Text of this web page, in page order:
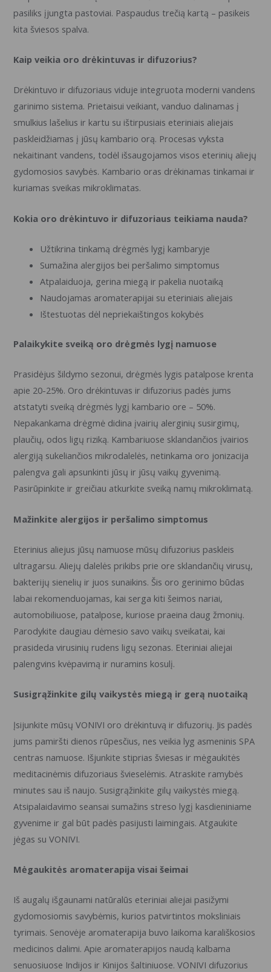
pasiliks įjungta pastoviai. Paspaudus trečią kartą – pasikeis
kita šviesos spalva.
Kaip veikia oro drėkintuvas ir difuzorius?
Drėkintuvo ir difuzoriaus viduje integruota moderni vandens
garinimo sistema. Prietaisui veikiant, vanduo dalinamas į
smulkius lašelius ir kartu su ištirpusiais eteriniais aliejais
paskleidžiamas į jūsų kambario orą. Procesas vyksta
nekaitinant vandens, todėl išsaugojamos visos eterinių aliejų
gydomosios savybės. Kambario oras drėkinamas tinkamai ir
kuriamas sveikas mikroklimatas.
Kokia oro drėkintuvo ir difuzoriaus teikiama nauda?
Užtikrina tinkamą drėgmės lygį kambaryje
Sumažina alergijos bei peršalimo simptomus
Atpalaiduoja, gerina miegą ir pakelia nuotaiką
Naudojamas aromaterapijai su eteriniais aliejais
Ištestuotas dėl nepriekaištingos kokybės
Palaikykite sveiką oro drėgmės lygį namuose
Prasidėjus šildymo sezonui, drėgmės lygis patalpose krenta
apie 20-25%. Oro drėkintuvas ir difuzorius padės jums
atstatyti sveiką drėgmės lygį kambario ore – 50%.
Nepakankama drėgmė didina įvairių alerginių susirgimų,
plaučių, odos ligų riziką. Kambariuose sklandančios įvairios
alergiją sukeliančios mikrodalelės, netinkama oro jonizacija
palengva gali apsunkinti jūsų ir jūsų vaikų gyvenimą.
Pasirūpinkite ir greičiau atkurkite sveiką namų mikroklimatą.
Mažinkite alergijos ir peršalimo simptomus
Eterinius aliejus jūsų namuose mūsų difuzorius paskleis
ultragarsu. Aliejų dalelės prikibs prie ore sklandančių virusų,
bakterijų sienelių ir juos sunaikins. Šis oro gerinimo būdas
labai rekomenduojamas, kai serga kiti šeimos nariai,
automobiliuose, patalpose, kuriose praeina daug žmonių.
Parodykite daugiau dėmesio savo vaikų sveikatai, kai
prasideda virusinių rudens ligų sezonas. Eteriniai aliejai
palengvins kvėpavimą ir nuramins kosulį.
Susigrąžinkite gilų vaikystės miegą ir gerą nuotaiką
Įsijunkite mūsų VONIVI oro drėkintuvą ir difuzorių. Jis padės
jums pamiršti dienos rūpesčius, nes veikia lyg asmeninis SPA
centras namuose. Išjunkite stiprias šviesas ir mėgaukitės
meditacinėmis difuzoriaus švieselėmis. Atraskite ramybės
minutes sau iš naujo. Susigrąžinkite gilų vaikystės miegą.
Atsipalaidavimo seansai sumažins streso lygį kasdieniniame
gyvenime ir gal būt padės pasijusti laimingais. Atgaukite
jėgas su VONIVI.
Mėgaukitės aromaterapija visai šeimai
Iš augalų išgaunami natūralūs eteriniai aliejai pasižymi
gydomosiomis savybėmis, kurios patvirtintos moksliniais
tyrimais. Senovėje aromaterapija buvo laikoma karališkosios
medicinos dalimi. Apie aromaterapijos naudą kalbama
senuosiuose Indijos ir Kinijos šaltiniuose. VONIVI difuzorius